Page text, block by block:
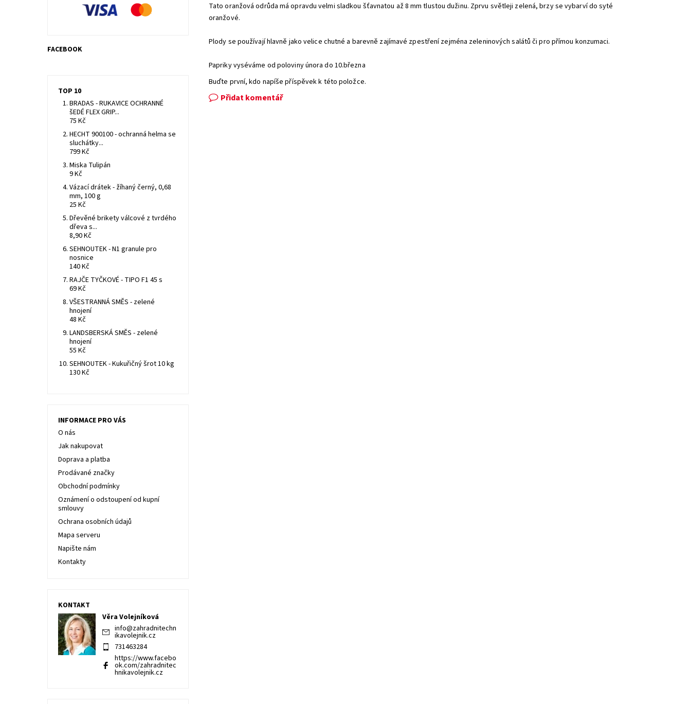
Tato oranžová odrůda má opravdu velmi sladkou šťavnatou až 8 mm tlustou dužinu. Zprvu světleji zelená, brzy se vybarví do syté
oranžové.
Plody se používají hlavně jako velice chutné a barevně zajímavé zpestření zejména zeleninových salátů či pro přímou konzumaci.
Papriky vyséváme od poloviny února do 10.března
Buďte první, kdo napíše příspěvek k této položce.
Přidat komentář
FACEBOOK
TOP 10
BRADAS - RUKAVICE OCHRANNÉ
šEDÉ FLEX GRIP...
75 Kč
HECHT 900100 - ochranná helma se
sluchátky...
799 Kč
Miska Tulipán
9 Kč
Vázací drátek - žíhaný černý, 0,68
mm, 100 g
25 Kč
Dřevěné brikety válcové z tvrdého
dřeva s...
8,90 Kč
SEHNOUTEK - N1 granule pro
nosnice
140 Kč
RAJČE TYČKOVÉ - TIPO F1 45 s
69 Kč
VŠESTRANNÁ SMĚS - zelené
hnojení
48 Kč
LANDSBERSKÁ SMĚS - zelené
hnojení
55 Kč
SEHNOUTEK - Kukuřičný šrot 10 kg
130 Kč
INFORMACE PRO VÁS
O nás
Jak nakupovat
Doprava a platba
Prodávané značky
Obchodní podmínky
Oznámení o odstoupení od kupní
smlouvy
Ochrana osobních údajů
Mapa serveru
Napište nám
Kontakty
KONTAKT
Věra Volejníková
info@zahradnitechn
ikavolejnik.cz
731463284
https://www.facebo
ok.com/zahradnitec
hnikavolejnik.cz